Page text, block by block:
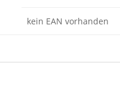
kein EAN vorhanden